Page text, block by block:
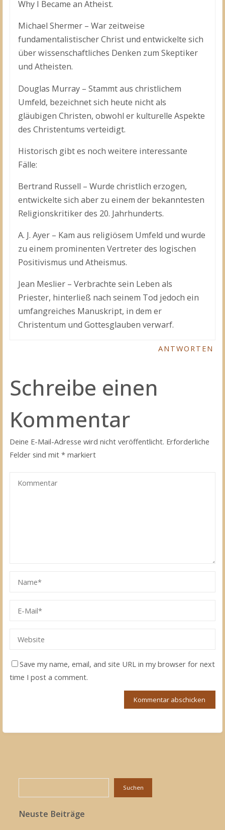
Why I Became an Atheist.
Michael Shermer – War zeitweise
fundamentalistischer Christ und entwickelte sich
über wissenschaftliches Denken zum Skeptiker
und Atheisten.
Douglas Murray – Stammt aus christlichem
Umfeld, bezeichnet sich heute nicht als
gläubigen Christen, obwohl er kulturelle Aspekte
des Christentums verteidigt.
Historisch gibt es noch weitere interessante
Fälle:
Bertrand Russell – Wurde christlich erzogen,
entwickelte sich aber zu einem der bekanntesten
Religionskritiker des 20. Jahrhunderts.
A. J. Ayer – Kam aus religiösem Umfeld und wurde
zu einem prominenten Vertreter des logischen
Positivismus und Atheismus.
Jean Meslier – Verbrachte sein Leben als
Priester, hinterließ nach seinem Tod jedoch ein
umfangreiches Manuskript, in dem er
Christentum und Gottesglauben verwarf.
ANTWORTEN
Schreibe einen
Kommentar
Deine E-Mail-Adresse wird nicht veröffentlicht. Erforderliche
Felder sind mit* markiert
Save my name, email, and site URL in my browser for next
time I post a comment.
Suchen
Neuste Beiträge